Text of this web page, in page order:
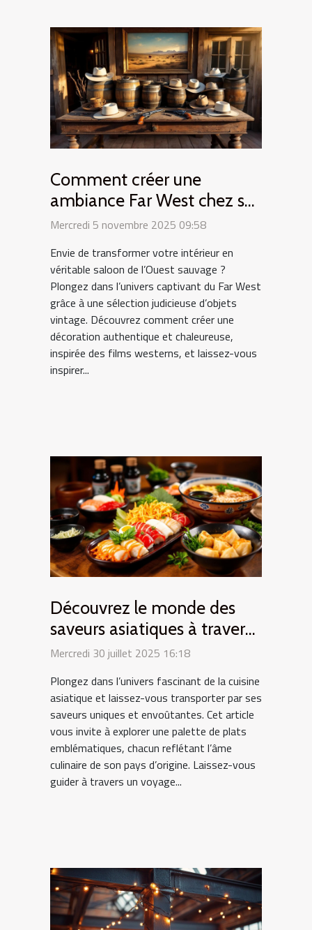
Comment créer une
ambiance Far West chez soi
avec des objets vintage ?
Mercredi 5 novembre 2025 09:58
Envie de transformer votre intérieur en
véritable saloon de l’Ouest sauvage ?
Plongez dans l’univers captivant du Far West
grâce à une sélection judicieuse d’objets
vintage. Découvrez comment créer une
décoration authentique et chaleureuse,
inspirée des films westerns, et laissez-vous
inspirer...
Découvrez le monde des
saveurs asiatiques à travers
des plats typiques
Mercredi 30 juillet 2025 16:18
Plongez dans l’univers fascinant de la cuisine
asiatique et laissez-vous transporter par ses
saveurs uniques et envoûtantes. Cet article
vous invite à explorer une palette de plats
emblématiques, chacun reflétant l’âme
culinaire de son pays d’origine. Laissez-vous
guider à travers un voyage...